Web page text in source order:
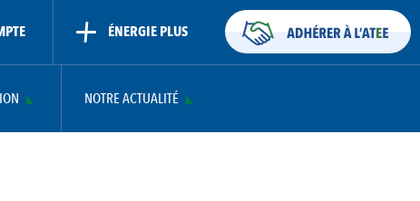
ÉNERGIE PLUS
NOTRE ACTUALITÉ